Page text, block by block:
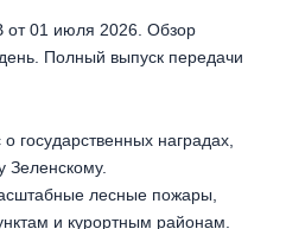
от 01 июля 2026. Обзор
Полный выпуск передачи
государственных наградах,
Зеленскому.
лесные пожары,
и курортным районам.